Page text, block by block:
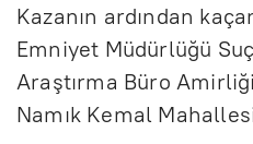
Kazanın ardından
Emniyet Müdürlüğü
Araştırma Büro
Namık Kemal